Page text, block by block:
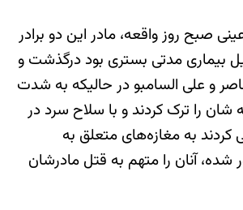
صبح روز واقعه، مادر این دو برادر
بیماری مدتی بستری بود درگذشت و
و علی السامبو در حالیکه به شدت
شان را ترک کردند و با سلاح سرد در
به مغازه‌های متعلق به
آنان را متهم به قتل مادرشان